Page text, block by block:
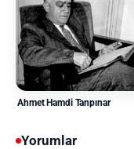
Ahmet Hamdi Tanpınar
Yorumlar